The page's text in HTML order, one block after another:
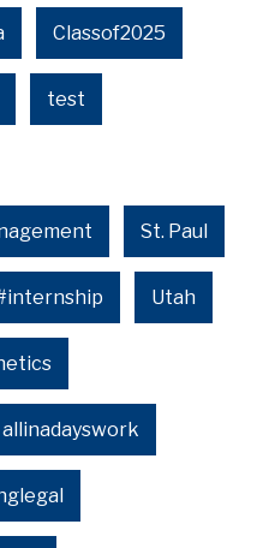
Classof2025
test
St. Paul
Utah
allinadayswork